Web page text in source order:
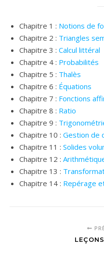
Chapitre 1 : Notions de
Chapitre 2 : Triangles
Chapitre 3 : Calcul littéral
Chapitre 4 : Probabilités
Chapitre 5 : Thalès
Chapitre 6 : Équations
Chapitre 7 : Fonctions
Chapitre 8 : Ratio
Chapitre 9 :
Chapitre 10 : Gestion de
Chapitre 11 : Solides
Chapitre 12 :
Chapitre 13 :
Chapitre 14 : Repérage